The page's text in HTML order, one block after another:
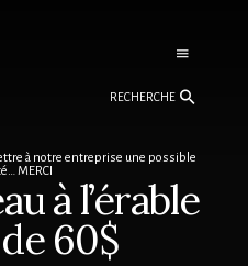
à notre entreprise une possible
MERCI
Recherche
à l’érable
60$